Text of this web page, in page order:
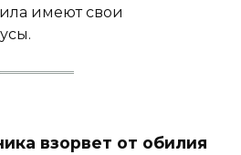
имеют свои
взорвет от обилия